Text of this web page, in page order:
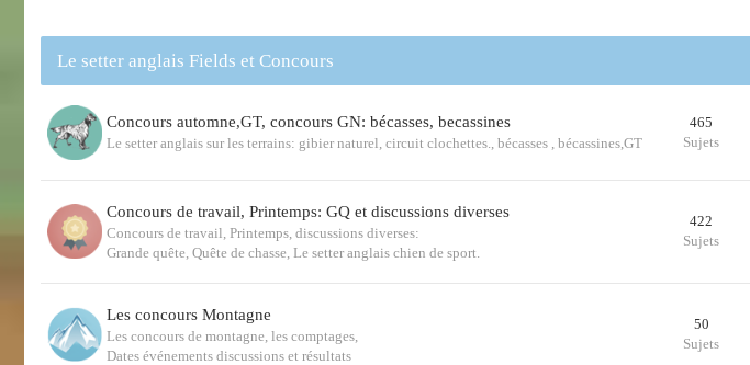
Le setter anglais Fields et Concours
Concours automne,GT, concours GN: bécasses, becassines
Le setter anglais sur les terrains: gibier naturel, circuit clochettes., bécasses , bécassines,GT
465
Sujets
Concours de travail, Printemps: GQ et discussions diverses
Concours de travail, Printemps, discussions diverses:
Grande quête, Quête de chasse, Le setter anglais chien de sport.
422
Sujets
Les concours Montagne
Les concours de montagne, les comptages,
Dates événements discussions et résultats
50
Sujets